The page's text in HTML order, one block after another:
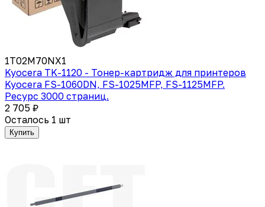
1T02M70NX1
Kyocera TK-1120 - Тонер-картридж для принтеров
Kyocera FS-1060DN, FS-1025MFP, FS-1125MFP.
Ресурс 3000 страниц.
2 705 ₽
Осталось 1 шт
Купить